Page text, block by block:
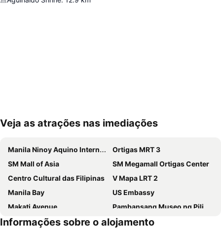
Ampliar mapa
Veja as atrações nas imediações
Manila Ninoy Aquino International Airport
Ortigas MRT 3
SM Mall of Asia
SM Megamall Ortigas Center
Centro Cultural das Filipinas
V Mapa LRT 2
Manila Bay
US Embassy
Makati Avenue
Pambansang Museo ng Pilipinas
Intramuros
Quiapo Church
Informações sobre o alojamento